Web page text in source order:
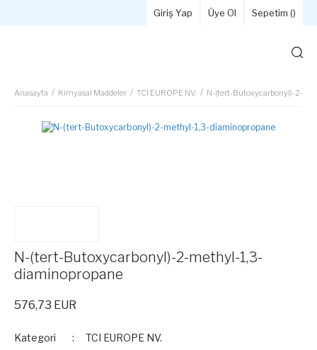
Giriş Yap Üye Ol Sepetim ()
Anasayfa Kimyasal Maddeler TCI EUROPE NV. N-(tert-Butoxycarbonyl)-2-
N-(tert-Butoxycarbonyl)-2-methyl-1,3-
diaminopropane
576,73 EUR
Kategori
TCI EUROPE NV.